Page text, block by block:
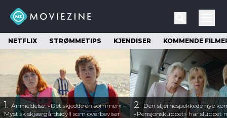
NETFLIX STRØMMETIPS KJENDISER KOMMENDE
1.Anmeldelse: «Det skjedde en sommer» –
Mystisk skjærgårdsidyll som overbeviser
2. Den stjernespekkede nye
«Pensjonskuppet» har sluppet